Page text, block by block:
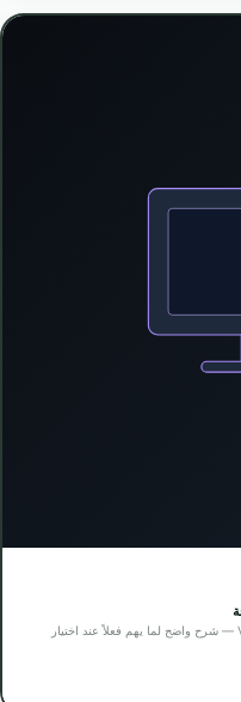
4K مقابل 1440p، و60Hz مقابل 144Hz، وIPS مقابل VA — شرح واضح لما يهم فعلاً عند اختيار